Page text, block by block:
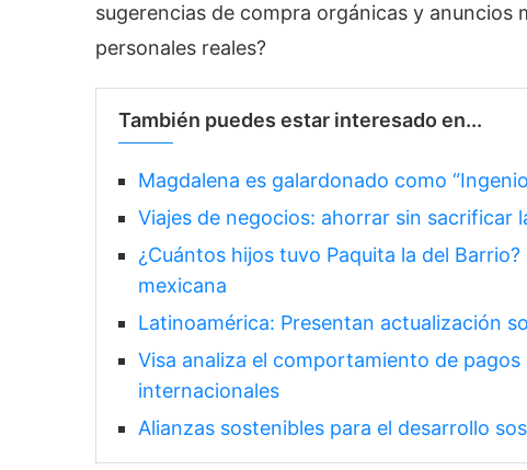
sugerencias de compra orgánicas y anuncios
personales reales?
También puedes estar interesado en...
Magdalena es galardonado como
Viajes de negocios: ahorrar sin sacrificar
¿Cuántos hijos tuvo Paquita la del
mexicana
Latinoamérica: Presentan actualización
Visa analiza el comportamiento de
internacionales
Alianzas sostenibles para el desarrollo